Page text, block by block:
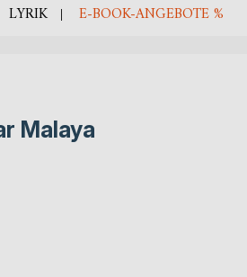
LYRIK E-BOOK-ANGEBOTE %
Malaya